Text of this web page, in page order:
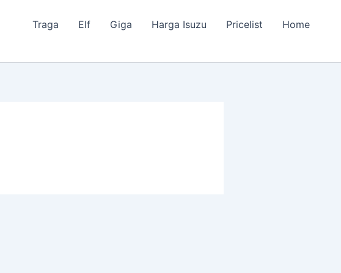
Traga Elf Giga Harga Isuzu Pricelist Home